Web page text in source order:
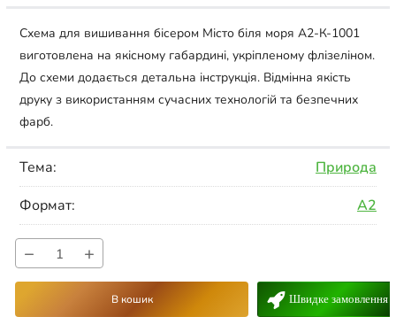
Схема для вишивання бісером Місто біля моря А2-К-1001
виготовлена на якісному габардині, укріпленому флізеліном.
До схеми додається детальна інструкція. Відмінна якість
друку з використанням сучасних технологій та безпечних
фарб.
Тема:
Природа
Формат:
A2
− +
В кошик Швидке замовлення